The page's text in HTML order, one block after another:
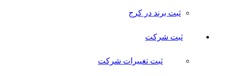
ثبت برند در کرج
ثبت شرکت
ثبت تغییرات شرکت